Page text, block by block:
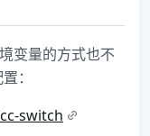
变量的方式也不
：
switch